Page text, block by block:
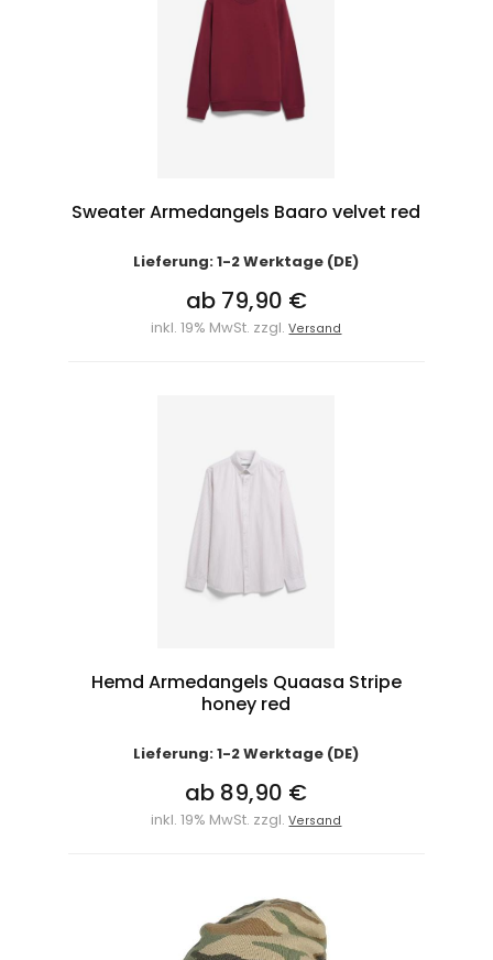
Sweater Armedangels Baaro velvet red
Lieferung: 1-2 Werktage (DE)
ab 79,90 €
inkl. 19% MwSt. zzgl.Versand
Hemd Armedangels Quaasa Stripe
honey red
Lieferung: 1-2 Werktage (DE)
ab 89,90 €
inkl. 19% MwSt. zzgl.Versand